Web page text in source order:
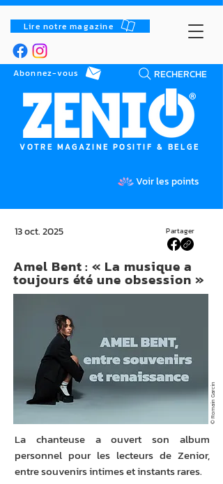
Lire notre magazine
RECHERCHE
Abonnez-vous
VOTRE MAGAZINE POSITIF & BELGE
Voir les points
Partager
13 oct. 2025
Amel Bent : « La musique a
toujours été une obsession »
© Romain Garcin
La chanteuse a ouvert son album
personnel pour les lecteurs de Zenior,
entre souvenirs intimes et instants rares.